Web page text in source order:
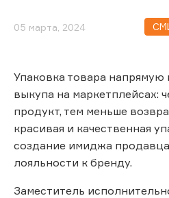
05 марта, 2024
Упаковка товара напрямую
выкупа на маркетплейсах:
продукт, тем меньше
красивая и качественная
создание имиджа
лояльности к бренду.
Заместитель